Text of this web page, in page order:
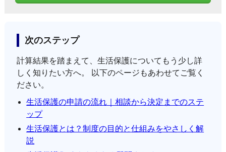
次のステップ
計算結果を踏まえて、生活保護についてもう少し詳
しく知りたい方へ。 以下のページもあわせてご覧く
ださい。
生活保護の申請の流れ｜相談から決定までのステ
ップ
生活保護とは？制度の目的と仕組みをやさしく解
説